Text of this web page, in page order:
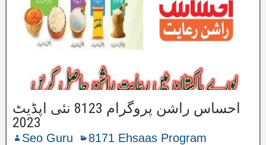
احساس راشن پروگرام 8123 نئی اپڈیٹ
2023
Seo Guru 8171 Ehsaas Program